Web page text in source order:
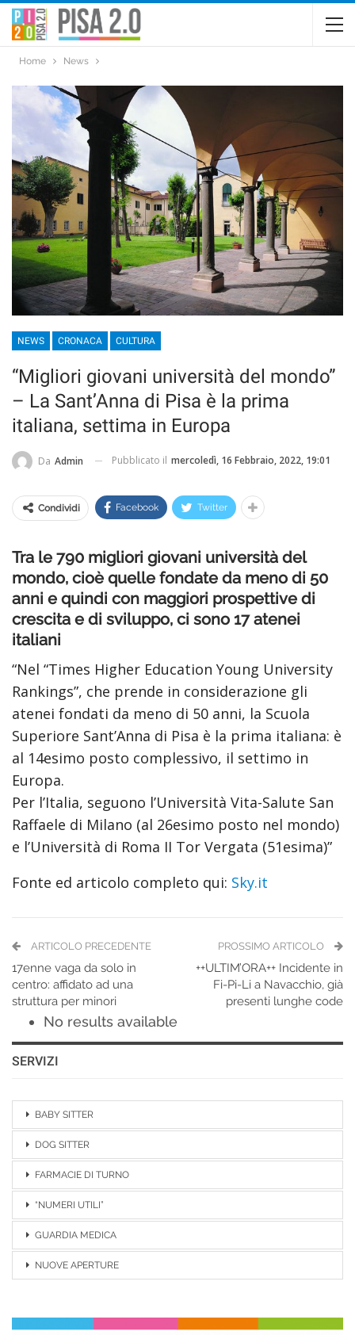
Home News
NEWS CRONACA CULTURA
“Migliori giovani università del mondo”
– La Sant’Anna di Pisa è la prima
italiana, settima in Europa
Da Admin Pubblicato il mercoledì, 16 Febbraio, 2022, 19:01
Condividi Facebook Twitter
Tra le 790 migliori giovani università del
mondo, cioè quelle fondate da meno di 50
anni e quindi con maggiori prospettive di
crescita e di sviluppo, ci sono 17 atenei
italiani
“Nel “Times Higher Education Young University
Rankings”, che prende in considerazione gli
atenei fondati da meno di 50 anni, la Scuola
Superiore Sant’Anna di Pisa è la prima italiana: è
al 14esimo posto complessivo, il settimo in
Europa.
Per l’Italia, seguono l’Università Vita-Salute San
Raffaele di Milano (al 26esimo posto nel mondo)
e l’Università di Roma II Tor Vergata (51esima)”
Fonte ed articolo completo qui: Sky.it
ARTICOLO PRECEDENTE
17enne vaga da solo in
centro: affidato ad una
struttura per minori
PROSSIMO ARTICOLO
++ULTIM’ORA++ Incidente in
Fi-Pi-Li a Navacchio, già
presenti lunghe code
No results available
SERVIZI
BABY SITTER
DOG SITTER
FARMACIE DI TURNO
“NUMERI UTILI”
GUARDIA MEDICA
NUOVE APERTURE